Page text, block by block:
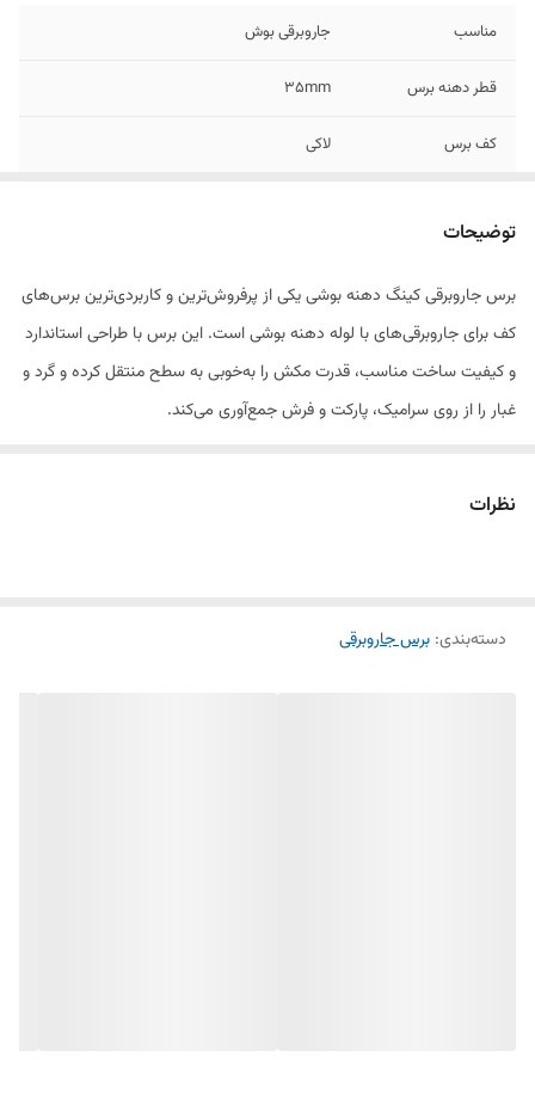
مناسب جاروبرقی بوش
قطر دهنه برس ۳۵mm
کف برس لاکی
توضیحات
برس جاروبرقی کینگ دهنه بوشی یکی از پرفروش‌ترین و کاربردی‌ترین برس‌های
کف برای جاروبرقی‌های با لوله دهنه بوشی است. این برس با طراحی استاندارد
و کیفیت ساخت مناسب، قدرت مکش را به‌خوبی به سطح منتقل کرده و گرد و
غبار را از روی سرامیک، پارکت و فرش جمع‌آوری می‌کند.
مناسب لوله دهنه بوشی
نظرات
دسته‌بندی: برس جاروبرقی